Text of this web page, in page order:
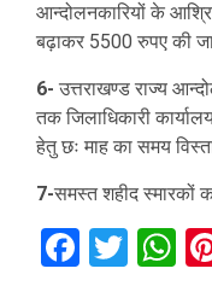
आन्दोलनकारियों के
बढ़ाकर 5500 रुपए की
6- उत्तराखण्ड राज्य
तक जिलाधिकारी
हेतु छः माह का समय
7-समस्त शहीद स्मारकों